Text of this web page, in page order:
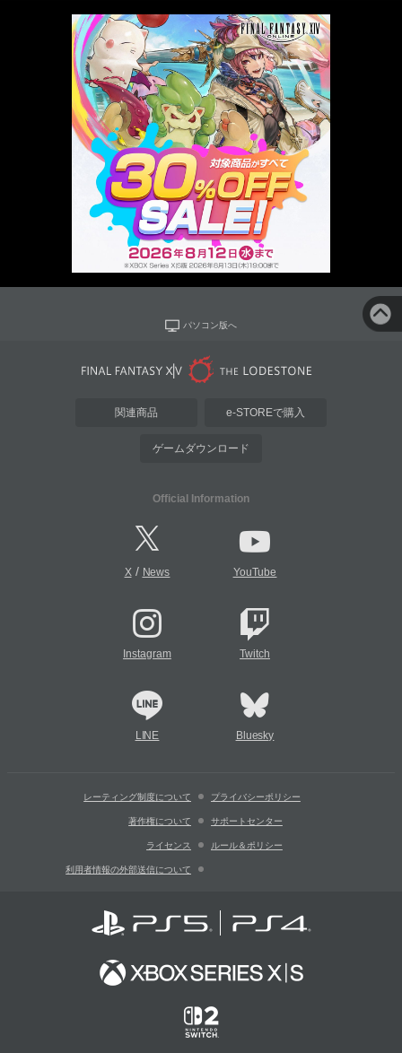
パソコン版へ
関連商品 e-STOREで購入
ゲームダウンロード
Official Information
X/ News YouTube
Instagram Twitch
LINE Bluesky
レーティング制度について プライバシーポリシー
著作権について サポートセンター
ライセンス ルール＆ポリシー
利用者情報の外部送信について